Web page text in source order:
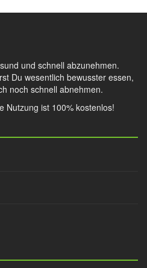
und schnell abzunehmen.
Du wesentlich bewusster essen,
noch schnell abnehmen.
Nutzung ist 100% kostenlos!